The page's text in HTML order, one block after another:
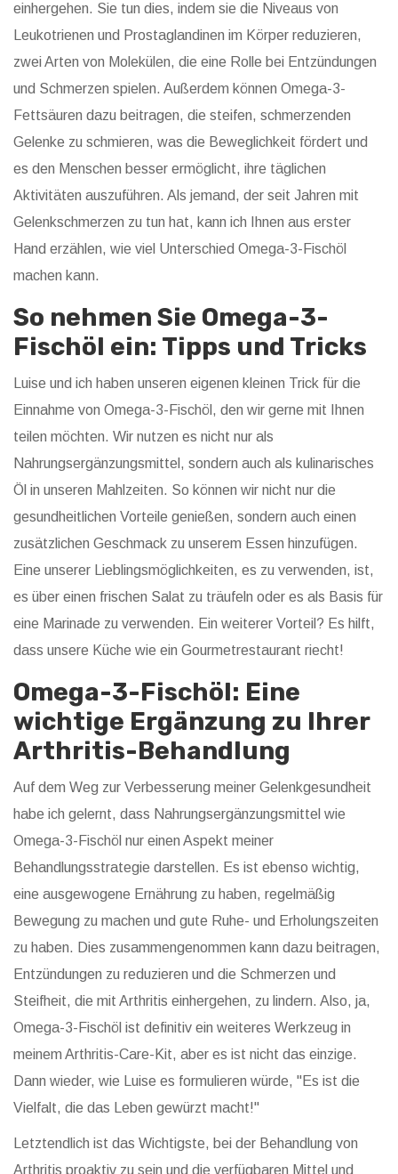
einhergehen. Sie tun dies, indem sie die Niveaus von
Leukotrienen und Prostaglandinen im Körper reduzieren,
zwei Arten von Molekülen, die eine Rolle bei Entzündungen
und Schmerzen spielen. Außerdem können Omega-3-
Fettsäuren dazu beitragen, die steifen, schmerzenden
Gelenke zu schmieren, was die Beweglichkeit fördert und
es den Menschen besser ermöglicht, ihre täglichen
Aktivitäten auszuführen. Als jemand, der seit Jahren mit
Gelenkschmerzen zu tun hat, kann ich Ihnen aus erster
Hand erzählen, wie viel Unterschied Omega-3-Fischöl
machen kann.
So nehmen Sie Omega-3-
Fischöl ein: Tipps und Tricks
Luise und ich haben unseren eigenen kleinen Trick für die
Einnahme von Omega-3-Fischöl, den wir gerne mit Ihnen
teilen möchten. Wir nutzen es nicht nur als
Nahrungsergänzungsmittel, sondern auch als kulinarisches
Öl in unseren Mahlzeiten. So können wir nicht nur die
gesundheitlichen Vorteile genießen, sondern auch einen
zusätzlichen Geschmack zu unserem Essen hinzufügen.
Eine unserer Lieblingsmöglichkeiten, es zu verwenden, ist,
es über einen frischen Salat zu träufeln oder es als Basis für
eine Marinade zu verwenden. Ein weiterer Vorteil? Es hilft,
dass unsere Küche wie ein Gourmetrestaurant riecht!
Omega-3-Fischöl: Eine
wichtige Ergänzung zu Ihrer
Arthritis-Behandlung
Auf dem Weg zur Verbesserung meiner Gelenkgesundheit
habe ich gelernt, dass Nahrungsergänzungsmittel wie
Omega-3-Fischöl nur einen Aspekt meiner
Behandlungsstrategie darstellen. Es ist ebenso wichtig,
eine ausgewogene Ernährung zu haben, regelmäßig
Bewegung zu machen und gute Ruhe- und Erholungszeiten
zu haben. Dies zusammengenommen kann dazu beitragen,
Entzündungen zu reduzieren und die Schmerzen und
Steifheit, die mit Arthritis einhergehen, zu lindern. Also, ja,
Omega-3-Fischöl ist definitiv ein weiteres Werkzeug in
meinem Arthritis-Care-Kit, aber es ist nicht das einzige.
Dann wieder, wie Luise es formulieren würde, "Es ist die
Vielfalt, die das Leben gewürzt macht!"
Letztendlich ist das Wichtigste, bei der Behandlung von
Arthritis proaktiv zu sein und die verfügbaren Mittel und